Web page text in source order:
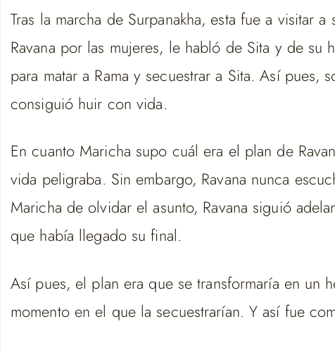
Tras la marcha de Surpanakha, esta fue a visitar
Ravana por las mujeres, le habló de Sita y de
para matar a Rama y secuestrar a Sita. Así pues,
consiguió huir con vida.
En cuanto Maricha supo cuál era el plan de
vida peligraba. Sin embargo, Ravana nunca
Maricha de olvidar el asunto, Ravana siguió
que había llegado su final.
Así pues, el plan era que se transformaría en un
momento en el que la secuestrarían. Y así fue